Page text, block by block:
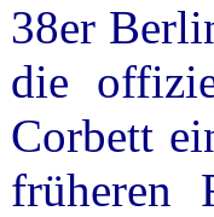
38er
die
Corbett
früheren